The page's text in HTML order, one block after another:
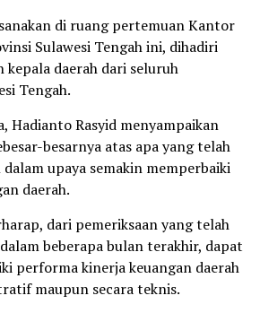
di ruang pertemuan Kantor
Sulawesi Tengah ini, dihadiri
kepala daerah dari seluruh
Tengah.
Hadianto Rasyid menyampaikan
besarnya atas apa yang telah
upaya semakin memperbaiki
daerah.
dari pemeriksaan yang telah
beberapa bulan terakhir, dapat
performa kinerja keuangan daerah
maupun secara teknis.